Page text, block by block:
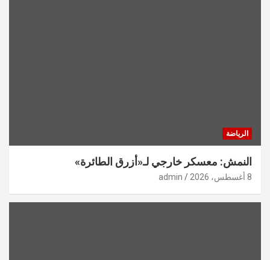
الرياضة
النمش: معسكر خارجي لـ«أزرق الطائرة»
8 أغسطس، 2026 admin